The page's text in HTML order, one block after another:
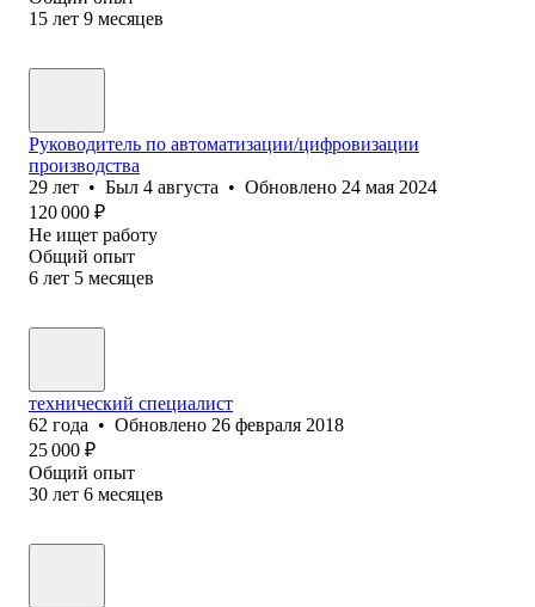
15 лет 9 месяцев
Руководитель по автоматизации/цифровизации
производства
29 лет • Был 4 августа • Обновлено 24 мая 2024
120 000 ₽
Не ищет работу
Общий опыт
6 лет 5 месяцев
технический специалист
62 года • Обновлено 26 февраля 2018
25 000 ₽
Общий опыт
30 лет 6 месяцев